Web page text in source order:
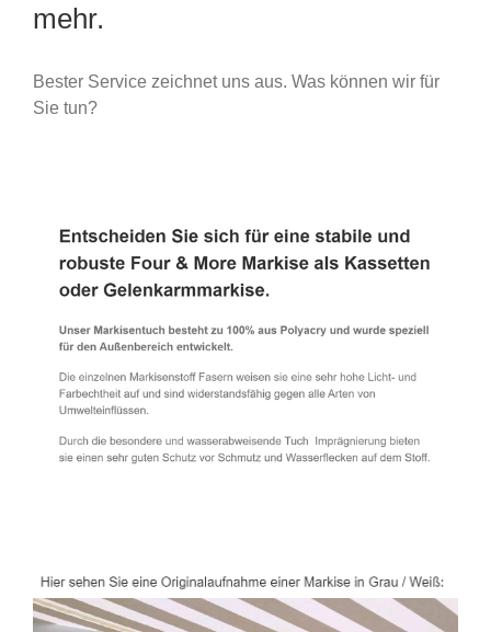
mehr.
Bester Service zeichnet uns aus. Was können wir für
Sie tun?